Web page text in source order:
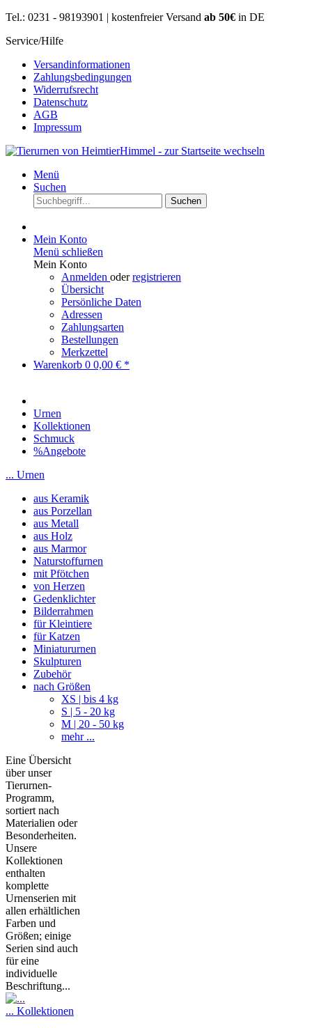
Tel.: 0231 - 98193901 | kostenfreier Versand ab 50€ in DE
Service/Hilfe
Versandinformationen
Zahlungsbedingungen
Widerrufsrecht
Datenschutz
AGB
Impressum
Menü
Suchen
Suchen
Mein Konto
Menü schließen
Mein Konto
Anmelden oderregistrieren
Übersicht
Persönliche Daten
Adressen
Zahlungsarten
Bestellungen
Merkzettel
Warenkorb 0 0,00 € *
Urnen
Kollektionen
Schmuck
%Angebote
... Urnen
aus Keramik
aus Porzellan
aus Metall
aus Holz
aus Marmor
Naturstoffurnen
mit Pfötchen
von Herzen
Gedenklichter
Bilderrahmen
für Kleintiere
für Katzen
Miniatururnen
Skulpturen
Zubehör
nach Größen
XS | bis 4 kg
S | 5 - 20 kg
M | 20 - 50 kg
mehr ...
Eine Übersicht
über unser
Tierurnen-
Programm,
sortiert nach
Materialien oder
Besonderheiten.
Unsere
Kollektionen
enthalten
komplette
Urnenserien mit
allen erhältlichen
Farben und
Größen; einige
Serien sind auch
für eine
individuelle
Beschriftung...
... Kollektionen